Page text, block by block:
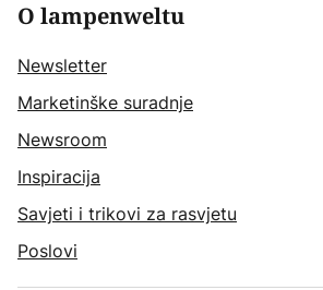
O lampenweltu
Newsletter
Marketinške suradnje
Newsroom
Inspiracija
Savjeti i trikovi za rasvjetu
Poslovi